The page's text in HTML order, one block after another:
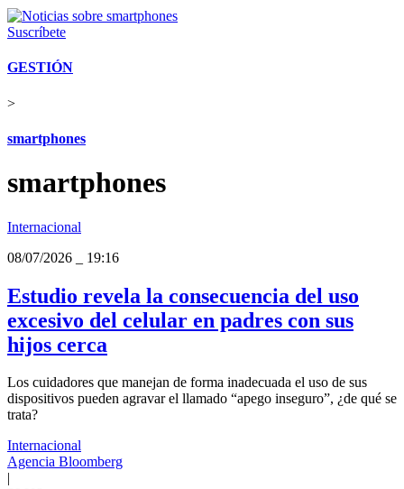
Suscríbete
GESTIÓN
>
smartphones
smartphones
Internacional
08/07/2026
19:16
Estudio revela la consecuencia del uso
excesivo del celular en padres con sus
hijos cerca
Los cuidadores que manejan de forma inadecuada el uso de sus
dispositivos pueden agravar el llamado “apego inseguro”, ¿de qué se
trata?
Internacional
Agencia Bloomberg